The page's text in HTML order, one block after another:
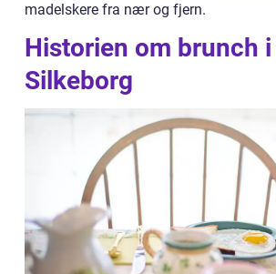
madelskere fra nær og fjern.
Historien om brunch i
Silkeborg